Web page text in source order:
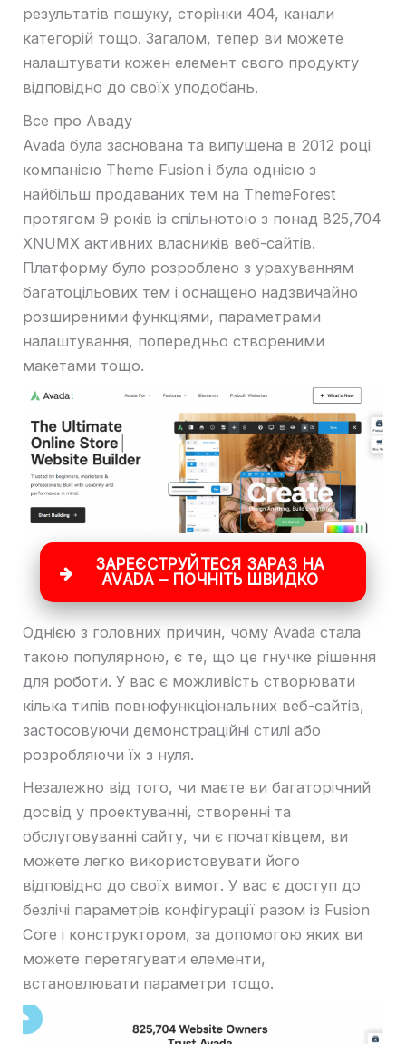
результатів пошуку, сторінки 404, канали
категорій тощо. Загалом, тепер ви можете
налаштувати кожен елемент свого продукту
відповідно до своїх уподобань.
Все про Аваду
Avada була заснована та випущена в 2012 році
компанією Theme Fusion і була однією з
найбільш продаваних тем на ThemeForest
протягом 9 років із спільнотою з понад 825,704
XNUMX активних власників веб-сайтів.
Платформу було розроблено з урахуванням
багатоцільових тем і оснащено надзвичайно
розширеними функціями, параметрами
налаштування, попередньо створеними
макетами тощо.
ЗАРЕЄСТРУЙТЕСЯ ЗАРАЗ НА
AVADA – ПОЧНІТЬ ШВИДКО
Однією з головних причин, чому Avada стала
такою популярною, є те, що це гнучке рішення
для роботи. У вас є можливість створювати
кілька типів повнофункціональних веб-сайтів,
застосовуючи демонстраційні стилі або
розробляючи їх з нуля.
Незалежно від того, чи маєте ви багаторічний
досвід у проектуванні, створенні та
обслуговуванні сайту, чи є початківцем, ви
можете легко використовувати його
відповідно до своїх вимог. У вас є доступ до
безлічі параметрів конфігурації разом із Fusion
Core і конструктором, за допомогою яких ви
можете перетягувати елементи,
встановлювати параметри тощо.